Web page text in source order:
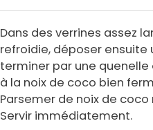
Dans des verrines assez
refroidie, déposer
terminer par une quenelle
à la noix de coco bien
Parsemer de noix de coco
Servir immédiatement.